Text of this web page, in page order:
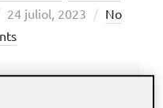
Posted
on
24 juliol, 2023
No